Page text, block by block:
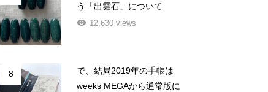
う「出雲石」について
12,630 views
8
で、結局2019年の手帳は
weeks MEGAから通常版に